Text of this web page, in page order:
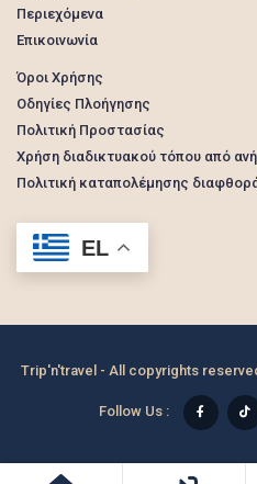
Περιεχόμενα
Επικοινωνία
Όροι Χρήσης
Οδηγίες Πλοήγησης
Πολιτική Προστασίας
Χρήση διαδικτυακού τόπου από
Πολιτική καταπολέμησης
EL
Trip'n'travel - All copyrights
Follow Us :